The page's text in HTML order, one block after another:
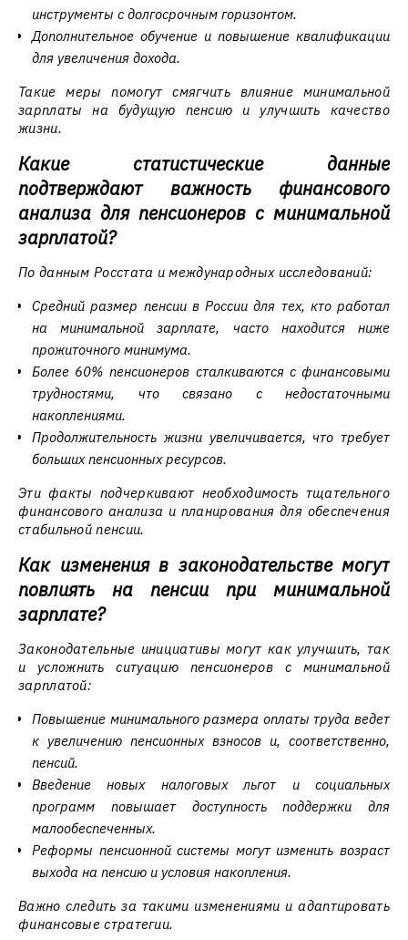
инструменты с долгосрочным горизонтом.
Дополнительное обучение и повышение квалификации
для увеличения дохода.
Такие меры помогут смягчить влияние минимальной
зарплаты на будущую пенсию и улучшить качество
жизни.
Какие статистические данные
подтверждают важность финансового
анализа для пенсионеров с минимальной
зарплатой?
По данным Росстата и международных исследований:
Средний размер пенсии в России для тех, кто работал
на минимальной зарплате, часто находится ниже
прожиточного минимума.
Более 60% пенсионеров сталкиваются с финансовыми
трудностями, что связано с недостаточными
накоплениями.
Продолжительность жизни увеличивается, что требует
больших пенсионных ресурсов.
Эти факты подчеркивают необходимость тщательного
финансового анализа и планирования для обеспечения
стабильной пенсии.
Как изменения в законодательстве могут
повлиять на пенсии при минимальной
зарплате?
Законодательные инициативы могут как улучшить, так
и усложнить ситуацию пенсионеров с минимальной
зарплатой:
Повышение минимального размера оплаты труда ведет
к увеличению пенсионных взносов и, соответственно,
пенсий.
Введение новых налоговых льгот и социальных
программ повышает доступность поддержки для
малообеспеченных.
Реформы пенсионной системы могут изменить возраст
выхода на пенсию и условия накопления.
Важно следить за такими изменениями и адаптировать
финансовые стратегии.